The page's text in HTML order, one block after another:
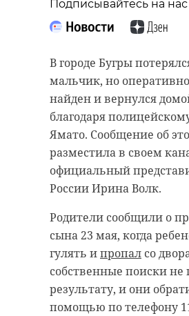
Подписывайтесь на нас
В городе Бугры
мальчик, но
найден и вернулся
благодаря
Ямато. Сообщение об
разместила в своем
официальный
России Ирина Волк.
Родители сообщили о
сына 23 мая, когда
гулять ипропал со
собственные поиски не
результату, и они
помощью по телефону